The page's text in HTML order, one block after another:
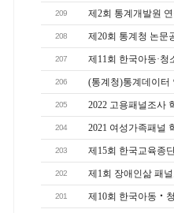
209 제2회 통계개발원
208 제20회 통계청 논문
207 제11회 한국아동·
206 (통계청)통계데이터
205 2022 고용패널조사
204 2021 여성가족패널
203 제15회 한국교육종
202 제1회 장애인삶 패
201 제10회 한국아동‧